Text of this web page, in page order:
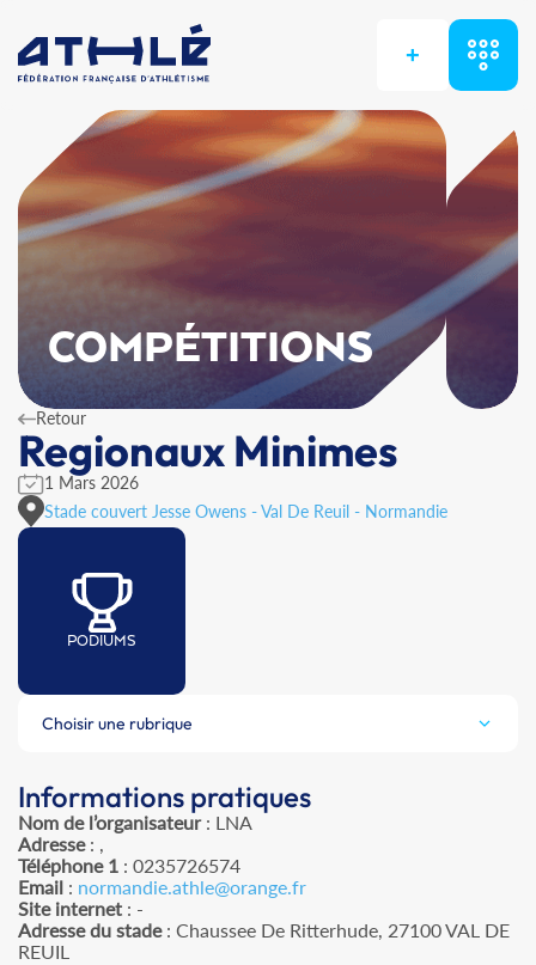
+
COMPÉTITIONS
Retour
Regionaux Minimes
1 Mars 2026
Stade couvert Jesse Owens - Val De Reuil - Normandie
PODIUMS
Choisir une rubrique
Informations pratiques
Nom de l’organisateur: LNA
Adresse: ,
Téléphone 1 : 0235726574
Email : normandie.athle@orange.fr
Site internet : -
Adresse du stade: Chaussee De Ritterhude, 27100 VAL DE
REUIL